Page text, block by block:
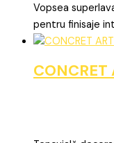
Vopsea
pentru finisaje
CONCRET